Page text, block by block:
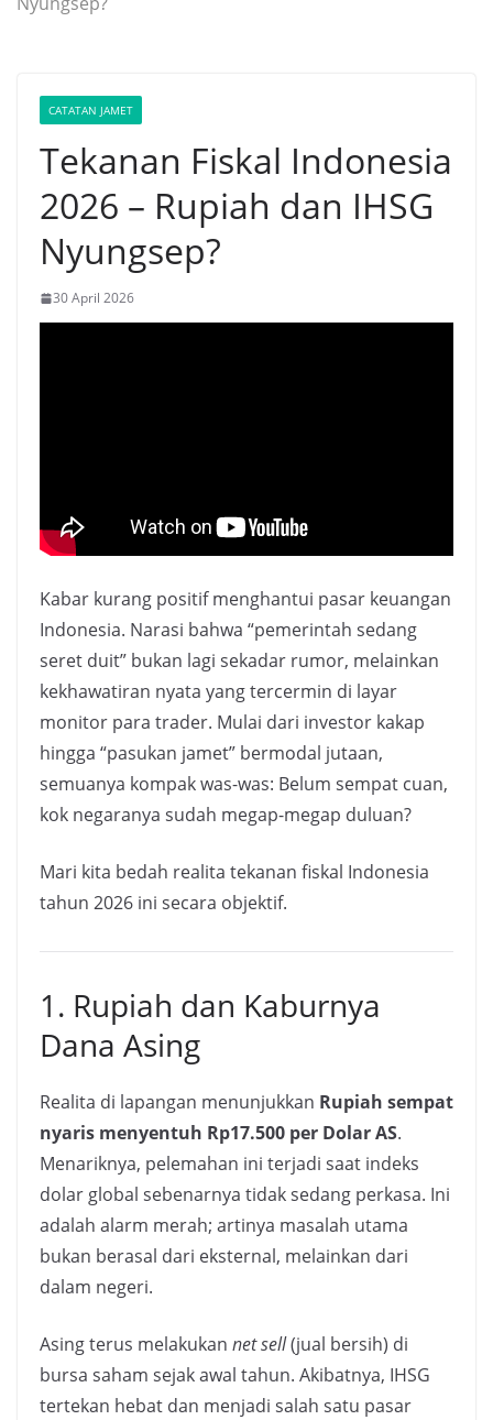
CATATAN JAMET
Tekanan Fiskal Indonesia
2026 – Rupiah dan IHSG
Nyungsep?
30 April 2026
Kabar kurang positif menghantui pasar keuangan
Indonesia. Narasi bahwa “pemerintah sedang
seret duit” bukan lagi sekadar rumor, melainkan
kekhawatiran nyata yang tercermin di layar
monitor para trader. Mulai dari investor kakap
hingga “pasukan jamet” bermodal jutaan,
semuanya kompak was-was: Belum sempat cuan,
kok negaranya sudah megap-megap duluan?
Mari kita bedah realita tekanan fiskal Indonesia
tahun 2026 ini secara objektif.
1. Rupiah dan Kaburnya
Dana Asing
Realita di lapangan menunjukkan Rupiah sempat
nyaris menyentuh Rp17.500 per Dolar AS.
Menariknya, pelemahan ini terjadi saat indeks
dolar global sebenarnya tidak sedang perkasa. Ini
adalah alarm merah; artinya masalah utama
bukan berasal dari eksternal, melainkan dari
dalam negeri.
Asing terus melakukan net sell(jual bersih) di
bursa saham sejak awal tahun. Akibatnya, IHSG
tertekan hebat dan menjadi salah satu pasar